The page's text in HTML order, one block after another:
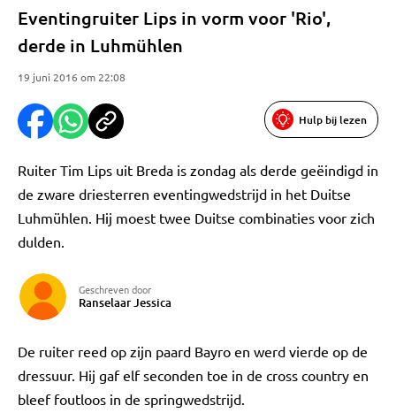
Eventingruiter Lips in vorm voor 'Rio',
derde in Luhmühlen
19 juni 2016 om 22:08
Hulp bij lezen
Ruiter Tim Lips uit Breda is zondag als derde geëindigd in
de zware driesterren eventingwedstrijd in het Duitse
Luhmühlen. Hij moest twee Duitse combinaties voor zich
dulden.
Geschreven door
Ranselaar Jessica
De ruiter reed op zijn paard Bayro en werd vierde op de
dressuur. Hij gaf elf seconden toe in de cross country en
bleef foutloos in de springwedstrijd.